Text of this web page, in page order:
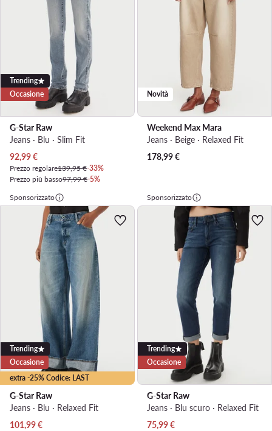
Trending
Occasione
G-Star Raw
Jeans · Blu · Slim Fit
Prezzo attuale
92,99€
Prezzo regolare139,95 €-33%
Prezzo più basso97,99 €-5%
Novità
Weekend Max Mara
Jeans · Beige · Relaxed Fit
178,99€
Sponsorizzato
extra -25% Codice: LAST
Trending
Occasione
G-Star Raw
Jeans · Blu · Relaxed Fit
Prezzo attuale
101,99€
Sponsorizzato
Trending
Occasione
G-Star Raw
Jeans · Blu scuro · Relaxed Fit
Prezzo attuale
75,99€